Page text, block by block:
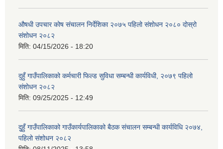
औषधी उपचार कोष संचालन निर्देशिका २०७५ पहिलो संशोधन २०८० दोस्रो
संशोधन २०८२
मिति: 04/15/2026 - 18:20
दुहुँ गाउँपालिकाको कर्मचारी फिल्ड सुविधा सम्बन्धी कार्यविधी, २०७९ पहिलो
संशोधन २०८२
मिति: 09/25/2025 - 12:49
दुुहुँ गाउँपालिकाको गाउँकार्यपालिकाको बैठक संचालन सम्बन्धी कार्यविधि २०७४,
पहिलो संशोधन २०८२